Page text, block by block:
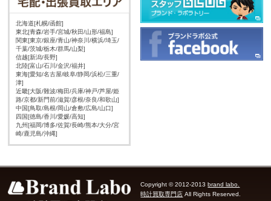
北海道[札幌/函館]
東北[青森/岩手/宮城/秋田/山形/福島]
関東[東京/銀座/青山/神奈川/横浜/埼玉/
千葉/茨城/栃木/群馬/山梨]
信越[新潟/長野]
北陸[富山/石川/金沢/福井]
東海[愛知/名古屋/岐阜/静岡/浜松/三重/
津]
近畿[大阪/難波/梅田/兵庫/神戸/芦屋/姫
路/京都/新門前/滋賀/彦根/奈良/和歌山]
中国[鳥取/島根/岡山/倉敷/広島/山口]
四国[徳島/香川/愛媛/高知]
九州[福岡/博多/佐賀/長崎/熊本/大分/宮
崎/鹿児島/沖縄]
Copyright © 2012-2013brand labo.
時計買取専門店 All Rights Reserved.